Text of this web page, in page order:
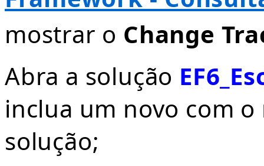
mostrar o Change
Abra a solução
inclua um novo com
solução;